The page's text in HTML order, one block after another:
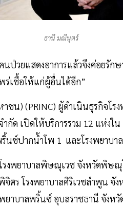
ธานี มณีนุตร์
คนป่วยแสดงอาการแล้วจึงค่อย
ร่เชื้อให้แก่ผู้อื่นได้อีก”
าชน) (PRINC) ผู้ดำเนินธุรกิจโร
ำกัด เปิดให้บริการรวม 12 แห่งใ
นซ์ปากน้ำโพ 1 และโรงพยาบ
งพยาบาลพิษณุเวช จังหวัดพิษ
ตร โรงพยาบาลศิริเวชลำพูน จั
ยาบาลพริ้นซ์ อุบลราชธานี จังห